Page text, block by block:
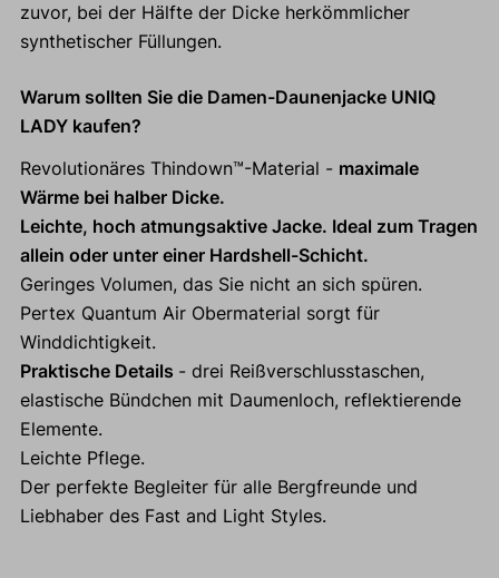
zuvor, bei der Hälfte der Dicke herkömmlicher
synthetischer Füllungen.
Warum sollten Sie die Damen-Daunenjacke UNIQ
LADY kaufen?
Revolutionäres Thindown™-Material - maximale
Wärme bei halber Dicke.
Leichte, hoch atmungsaktive Jacke. Ideal zum Tragen
allein oder unter einer Hardshell-Schicht.
Geringes Volumen, das Sie nicht an sich spüren.
Pertex Quantum Air Obermaterial sorgt für
Winddichtigkeit.
Praktische Details - drei Reißverschlusstaschen,
elastische Bündchen mit Daumenloch, reflektierende
Elemente.
Leichte Pflege.
Der perfekte Begleiter für alle Bergfreunde und
Liebhaber des Fast and Light Styles.